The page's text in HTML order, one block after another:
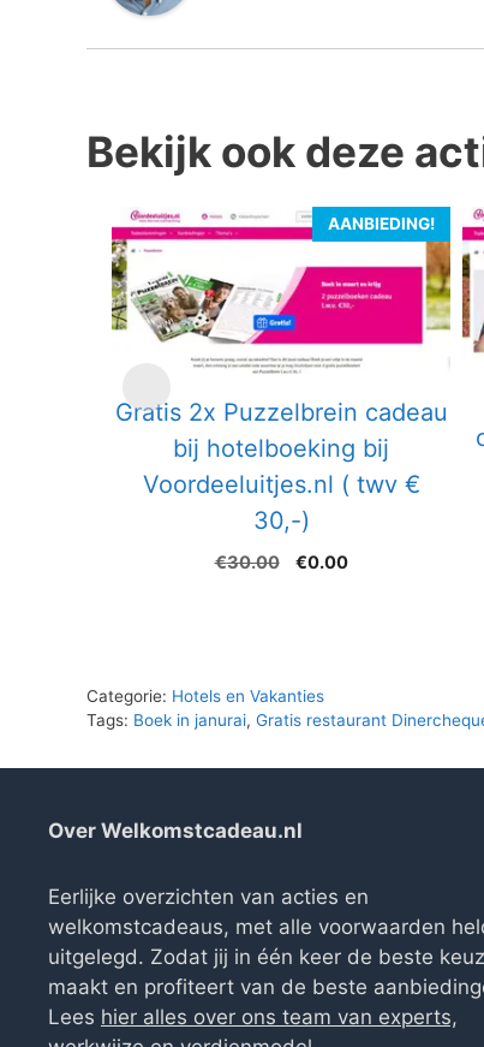
Bekijk ook deze
AANBIEDING!
Gratis 2x Puzzelbrein cadeau
bij hotelboeking bij
Voordeeluitjes.nl ( twv €
30,-)
€30.00
Oorspronkelijke
€0.00Huidige
Categorie: Hotels en Vakanties
Tags: Boek in janurai, Gratis restaurant
Over Welkomstcadeau.nl
Eerlijke overzichten van acties en
welkomstcadeaus, met alle voorwaarden
uitgelegd. Zodat jij in één keer de beste
maakt en profiteert van de beste
Lees hier alles over ons team van experts,